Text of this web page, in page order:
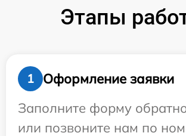
Этапы
1
Оформление заявки
Заполните форму
или позвоните нам по